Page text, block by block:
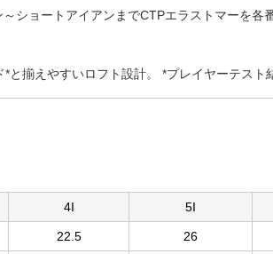
ショートアイアンまでCTPエラストマーを各
と揃えやすいロフト設計。 *プレイヤーテスト
4I 5I
22.5 26